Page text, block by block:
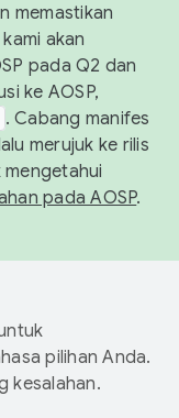
memastikan
akan
pada Q2 dan
ke AOSP,
. Cabang manifes
merujuk ke rilis
mengetahui
pada AOSP.
pilihan Anda.
kesalahan.